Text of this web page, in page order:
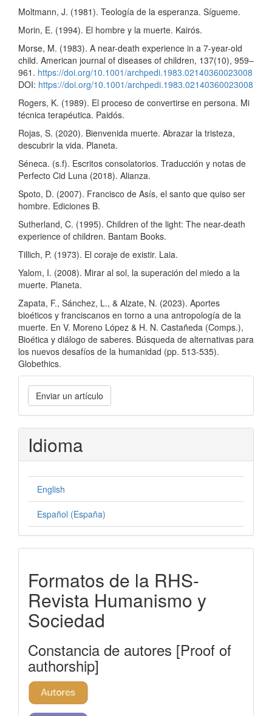
Moltmann, J. (1981). Teología de la esperanza. Sígueme.
Morin, E. (1994). El hombre y la muerte. Kairós.
Morse, M. (1983). A near-death experience in a 7-year-old
child. American journal of diseases of children, 137(10), 959–
961. https://doi.org/10.1001/archpedi.1983.02140360023008
DOI: https://doi.org/10.1001/archpedi.1983.02140360023008
Rogers, K. (1989). El proceso de convertirse en persona. Mi
técnica terapéutica. Paidós.
Rojas, S. (2020). Bienvenida muerte. Abrazar la tristeza,
descubrir la vida. Planeta.
Séneca. (s.f). Escritos consolatorios. Traducción y notas de
Perfecto Cid Luna (2018). Alianza.
Spoto, D. (2007). Francisco de Asís, el santo que quiso ser
hombre. Ediciones B.
Sutherland, C. (1995). Children of the light: The near-death
experience of children. Bantam Books.
Tillich, P. (1973). El coraje de existir. Laia.
Yalom, I. (2008). Mirar al sol, la superación del miedo a la
muerte. Planeta.
Zapata, F., Sánchez, L., & Alzate, N. (2023). Aportes
bioéticos y franciscanos en torno a una antropología de la
muerte. En V. Moreno López & H. N. Castañeda (Comps.),
Bioética y diálogo de saberes. Búsqueda de alternativas para
los nuevos desafíos de la humanidad (pp. 513-535).
Globethics.
Enviar
un
artículo
Enviar un artículo
Idioma
English
Español (España)
rhs
Formatos de la RHS-
Revista Humanismo y
Sociedad
Constancia de autores [Proof of
authorship]